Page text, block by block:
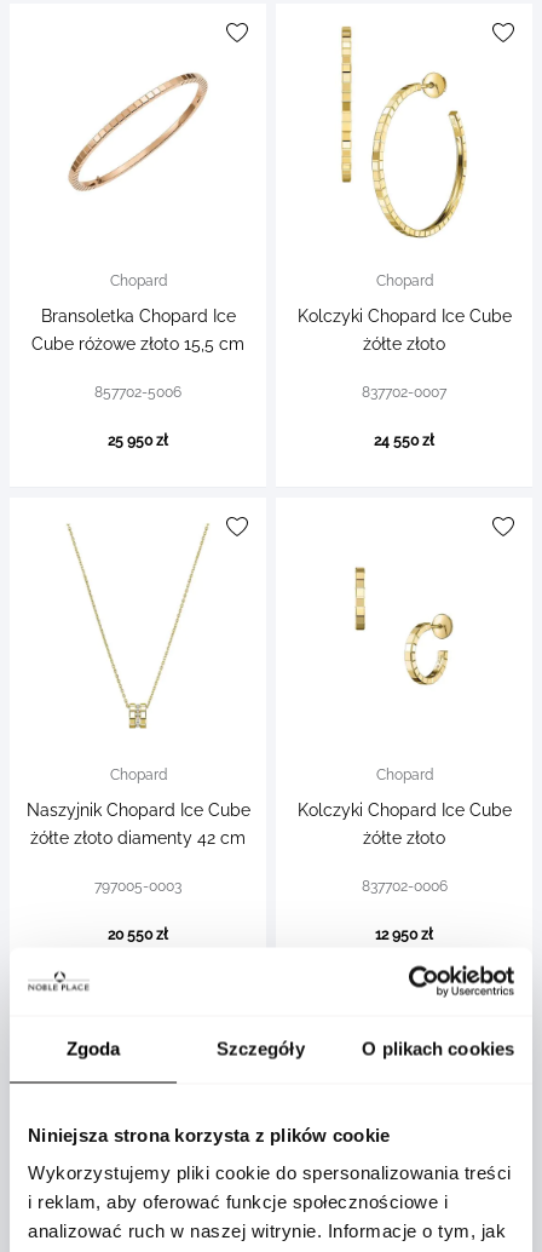
Zgoda Szczegóły O plikach cookies
Niniejsza strona korzysta z plików cookie
Wykorzystujemy pliki cookie do spersonalizowania treści
i reklam, aby oferować funkcje społecznościowe i
analizować ruch w naszej witrynie. Informacje o tym, jak
Chopard
Bransoletka Chopard Ice
Cube różowe złoto 15,5 cm
857702-5006
25 950 zł
Chopard
Kolczyki Chopard Ice Cube
żółte złoto
837702-0007
24 550 zł
Chopard
Naszyjnik Chopard Ice Cube
żółte złoto diamenty 42 cm
797005-0003
20 550 zł
Chopard
Kolczyki Chopard Ice Cube
żółte złoto
837702-0006
12 950 zł